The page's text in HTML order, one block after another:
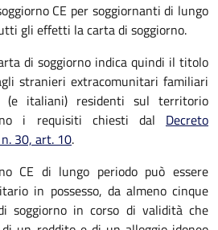
CE per soggiornanti di lungo
gli effetti la carta di soggiorno.
di soggiorno indica quindi il titolo
stranieri extracomunitari familiari
(e italiani) residenti sul territorio
i requisiti chiesti dal Decreto
30, art. 10.
CE di lungo periodo può essere
in possesso, da almeno cinque
soggiorno in corso di validità che